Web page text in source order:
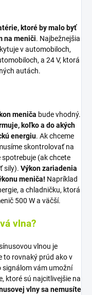
ktoré by malo byť
na meniči. Najbežnejšia
v automobiloch,
a 24 V, ktorá
autách.
meniča bude vhodný.
koľko a do akých
energiu. Ak chceme
skontrolovať na
(ak chcete
sily). Výkon zariadenia
meniča! Napríklad
a chladničku, ktorá
500 W a väčší.
vlna?
vlnou je
to rovnaký prúd ako v
signálom vám umožní
ktoré sú najcitlivejšie na
vlny sa nemusíte